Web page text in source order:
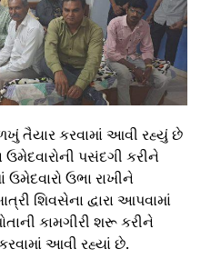
તૈયાર કરવામાં આવી રહ્યું છે
ઉમેદવારોની પસંદગી કરીને
ઉભા રાખીને
શિવસેના દ્વારા આપવામાં
કામગીરી શરૂ કરીને
આવી રહ્યાં છે.